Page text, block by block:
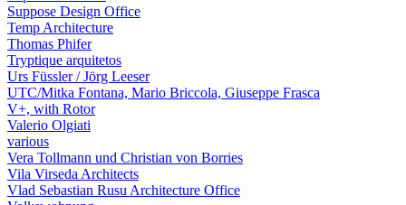
Suppose Design Office
Temp Architecture
Thomas Phifer
Tryptique arquitetos
Urs Füssler / Jörg Leeser
UTC/Mitka Fontana, Mario Briccola, Giuseppe Frasca
V+, with Rotor
Valerio Olgiati
various
Vera Tollmann und Christian von Borries
Vila Virseda Architects
Vlad Sebastian Rusu Architecture Office